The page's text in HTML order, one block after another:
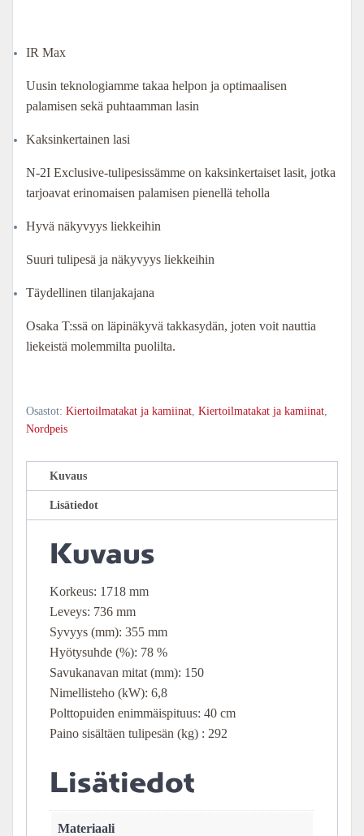
IR Max
Uusin teknologiamme takaa helpon ja optimaalisen
palamisen sekä puhtaamman lasin
Kaksinkertainen lasi
N-2I Exclusive-tulipesissämme on kaksinkertaiset lasit, jotka
tarjoavat erinomaisen palamisen pienellä teholla
Hyvä näkyvyys liekkeihin
Suuri tulipesä ja näkyvyys liekkeihin
Täydellinen tilanjakajana
Osaka T:ssä on läpinäkyvä takkasydän, joten voit nauttia
liekeistä molemmilta puolilta.
Osastot: Kiertoilmatakat ja kamiinat, Kiertoilmatakat ja kamiinat,
Nordpeis
Kuvaus
Lisätiedot
Kuvaus
Korkeus: 1718 mm
Leveys: 736 mm
Syvyys (mm): 355 mm
Hyötysuhde (%): 78 %
Savukanavan mitat (mm): 150
Nimellisteho (kW): 6,8
Polttopuiden enimmäispituus: 40 cm
Paino sisältäen tulipesän (kg) : 292
Lisätiedot
Materiaali